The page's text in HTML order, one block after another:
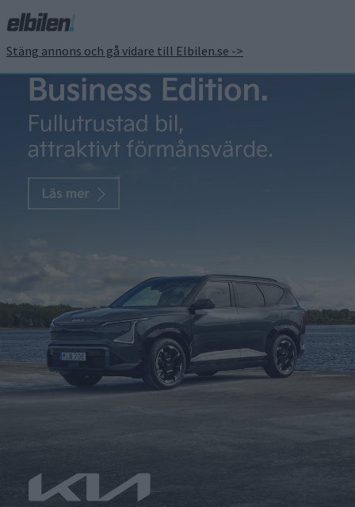
Stäng annons och gå vidare till Elbilen.se ->
Här är Lexus första rena
elbil
Lotta Hedin 25 nov 2019
suven UX. Den har utrustats med ett 54,3 kWh batteri och den
beräknade räckvidden anges vara 400 kilometer – enligt den